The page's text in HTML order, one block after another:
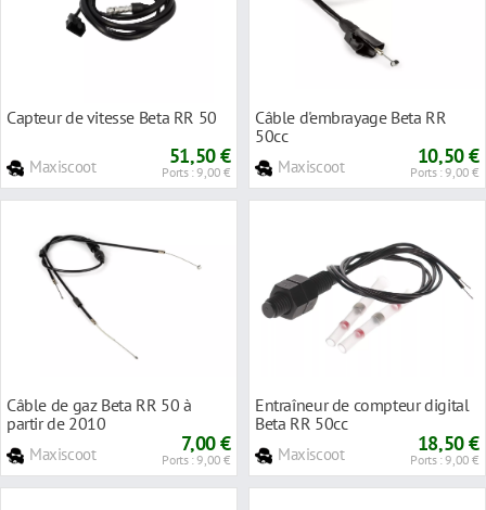
Capteur de vitesse Beta RR 50
Maxiscoot 51,50 €
Ports : 9,00 €
Câble d'embrayage Beta RR
50cc
Maxiscoot 10,50 €
Ports : 9,00 €
Câble de gaz Beta RR 50 à
partir de 2010
Maxiscoot 7,00 €
Ports : 9,00 €
Entraîneur de compteur digital
Beta RR 50cc
Maxiscoot 18,50 €
Ports : 9,00 €